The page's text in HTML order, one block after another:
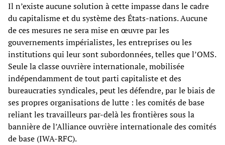
Il n’existe aucune solution à cette impasse dans le cadre
du capitalisme et du système des États-nations. Aucune
de ces mesures ne sera mise en œuvre par les
gouvernements impérialistes, les entreprises ou les
institutions qui leur sont subordonnées, telles que l’OMS.
Seule la classe ouvrière internationale, mobilisée
indépendamment de tout parti capitaliste et des
bureaucraties syndicales, peut les défendre, par le biais de
ses propres organisations de lutte : les comités de base
reliant les travailleurs par-delà les frontières sous la
bannière de l’Alliance ouvrière internationale des comités
de base (IWA-RFC).